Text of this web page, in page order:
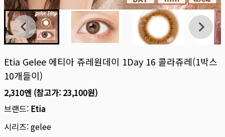
Etia Gelee 에티아 쥬레원데이 1Day 16 콜라쥬레(1박스
10개들이)
2,310엔 (참고가: 23,100원)
브랜드: Etia
시리즈:gelee